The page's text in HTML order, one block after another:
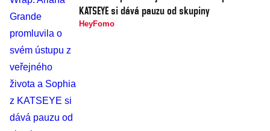
KATSEYE si dává pauzu od skupiny
HeyFomo